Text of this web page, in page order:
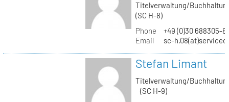
Titelverwaltung/
(SC H-8)
Phone
+49 (0)30 688305-
Email
sc-
Stefan Limant
Titelverwaltung/
(SC H-9)